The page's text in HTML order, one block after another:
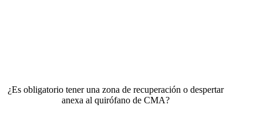
¿Es obligatorio tener una zona de recuperación o despertar
anexa al quirófano de CMA?